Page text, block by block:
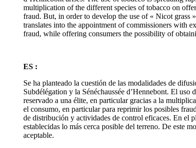
multiplication of the different species of tobacco on
fraud. But, in order to develop the use of « Nicot grass
translates into the appointment of commissioners with
fraud, while offering consumers the possibility of
ES :
Se ha planteado la cuestión de las modalidades de
Subdélégation y la Sénéchaussée d’Hennebont. El
reservado a una élite, en particular gracias a la
el consumo, en particular para reprimir los posibles
de distribución y actividades de control eficaces. En el
establecidas lo más cerca posible del terreno. De este
aceptable.